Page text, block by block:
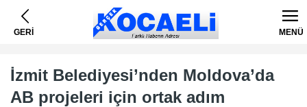
GERİ MENÜ
İzmit Belediyesi’nden Moldova’da
AB projeleri için ortak adım